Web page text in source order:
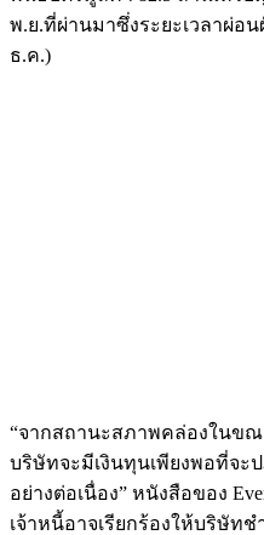
พ.ย.ที่ผ่านมาซึ่งระยะเวลาผ่อ
ธ.ค.)
“จากสถานะสภาพคล่องในข
บริษัทจะมีเงินทุนเพียงพอที่จะ
อย่างต่อเนื่อง” หนังสือของ
เจ้าหนี้อาจเรียกร้องให้บริษัท